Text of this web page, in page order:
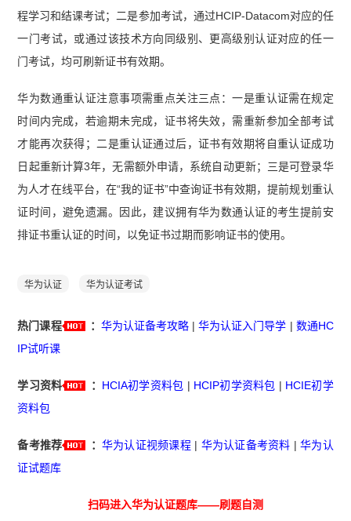
程学习和结课考试；二是参加考试，通过HCIP-Datacom对应的任
一门考试，或通过该技术方向同级别、更高级别认证对应的任一
门考试，均可刷新证书有效期。
华为数通重认证注意事项需重点关注三点：一是重认证需在规定
时间内完成，若逾期未完成，证书将失效，需重新参加全部考试
才能再次获得；二是重认证通过后，证书有效期将自重认证成功
日起重新计算3年，无需额外申请，系统自动更新；三是可登录华
为人才在线平台，在“我的证书”中查询证书有效期，提前规划重认
证时间，避免遗漏。因此，建议拥有华为数通认证的考生提前安
排证书重认证的时间，以免证书过期而影响证书的使用。
华为认证 华为认证考试
热门课程 ： 华为认证备考攻略 |华为认证入门导学 | 数通HC
IP试听课
学习资料 ： HCIA初学资料包 | HCIP初学资料包 | HCIE初学
资料包
备考推荐 ： 华为认证视频课程| 华为认证备考资料 |华为认
证试题库
扫码进入华为认证题库——刷题自测